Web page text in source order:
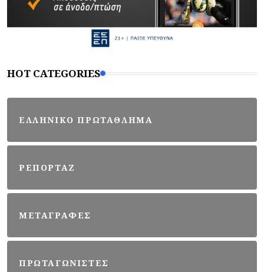
HOT CATEGORIES
ΕΛΛΗΝΙΚΟ ΠΡΩΤΑΘΛΗΜΑ
ΡΕΠΟΡΤΑΖ
ΜΕΤΑΓΡΑΦΕΣ
ΠΡΩΤΑΓΩΝΙΣΤΕΣ